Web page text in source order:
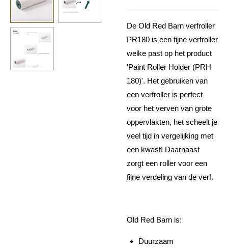
De Old Red Barn verfroller
PR180 is een fijne verfroller
welke past op het product
'Paint Roller Holder (PRH
180)'. Het gebruiken van
een verfroller is perfect
voor het verven van grote
oppervlakten, het scheelt je
veel tijd in vergelijking met
een kwast! Daarnaast
zorgt een roller voor een
fijne verdeling van de verf.
Old Red Barn is:
Duurzaam